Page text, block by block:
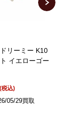
リーミー K10
イエローゴー
税込)
05/29買取